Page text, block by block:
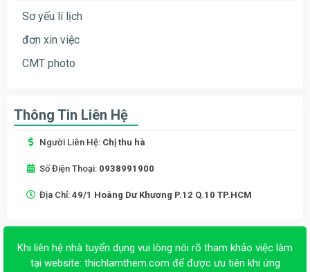
Sơ yếu lí lịch
đơn xin việc
CMT photo
Thông Tin Liên Hệ
Người Liên Hệ: Chị thu hà
Số Điện Thoại: 0938991900
Địa Chỉ: 49/1 Hoàng Dư Khương P.12 Q.10 TP.HCM
Khi liên hệ nhà tuyển dụng vui lòng nói rõ tham khảo việc làm
tại website: thichlamthem.com để được ưu tiên khi ứng